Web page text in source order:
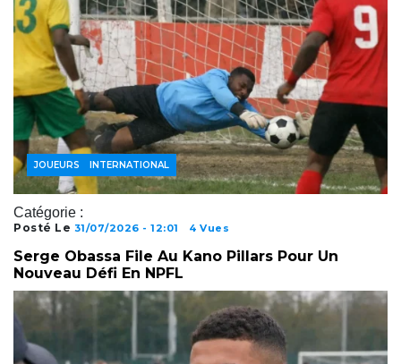
Catégorie :
FOOTBALL INTERNATIONAL
JOUEURS
Posté Le 31/07/2026 - 12:01 4 Vues
Serge Obassa File Au Kano Pillars Pour Un
Nouveau Défi En NPFL